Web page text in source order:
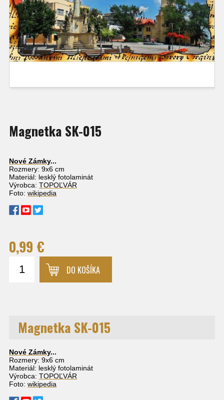
Magnetka SK-015
Nové Zámky...
Rozmery: 9x6 cm
Materiál: lesklý fotolaminát
Výrobca: TOPOĽVÁR
Foto: wikipedia
0,99 €
DO KOŠÍKA
Magnetka SK-015
Nové Zámky...
Rozmery: 9x6 cm
Materiál: lesklý fotolaminát
Výrobca: TOPOĽVÁR
Foto: wikipedia